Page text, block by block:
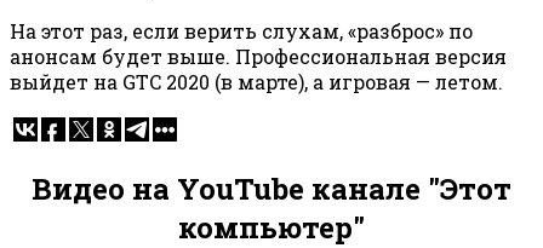
На этот раз, если верить слухам, «разброс» по
анонсам будет выше. Профессиональная версия
выйдет на GTC 2020 (в марте), а игровая — летом.
Видео на YouTube канале "Этот
компьютер"